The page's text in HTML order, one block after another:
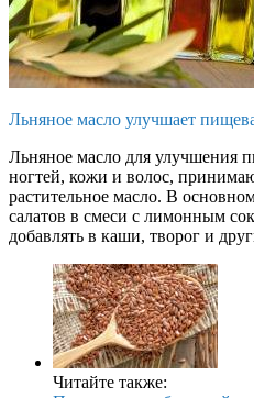
Льняное масло улучшает
Льняное масло для улучшения
ногтей, кожи и волос,
растительное масло. В
салатов в смеси с лимонным
добавлять в каши, творог и
Читайте также: